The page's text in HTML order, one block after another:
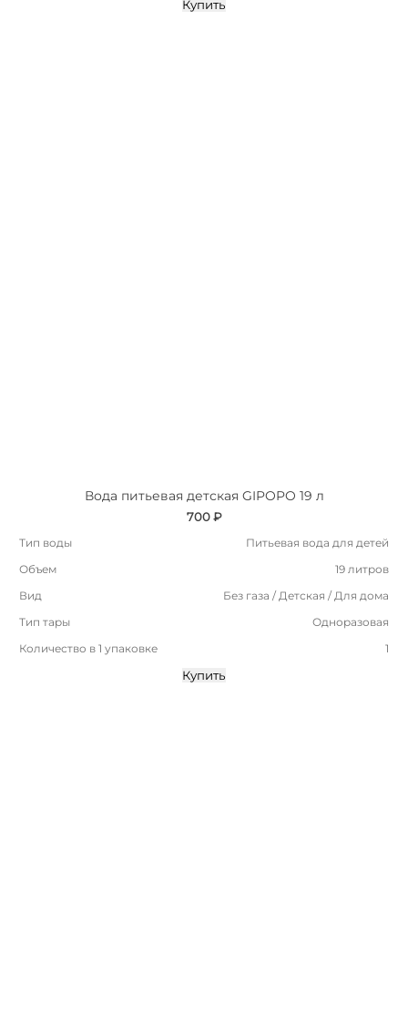
Купить
Вода питьевая детская GIPOPO 19 л
700 ₽
Тип воды
Питьевая вода для детей
Объем
19 литров
Вид
Без газа / Детская / Для дома
Тип тары
Одноразовая
Количество в 1 упаковке
1
Купить